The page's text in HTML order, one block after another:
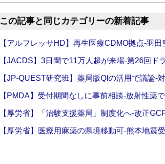
この記事と同じカテゴリーの新着記事
【アルフレッサHD】再生医療CDMO拠点‐羽
【JACDS】3日間で11万人超が来場‐第26回ド
【JP-QUEST研究班】薬局版QIの活用で議論‐
【PMDA】受付期間なしに事前相談‐放射性薬
【厚労省】「治験支援薬局」制度化へ‐改正
【厚労省】医療用麻薬の県境移動可‐熊本地震